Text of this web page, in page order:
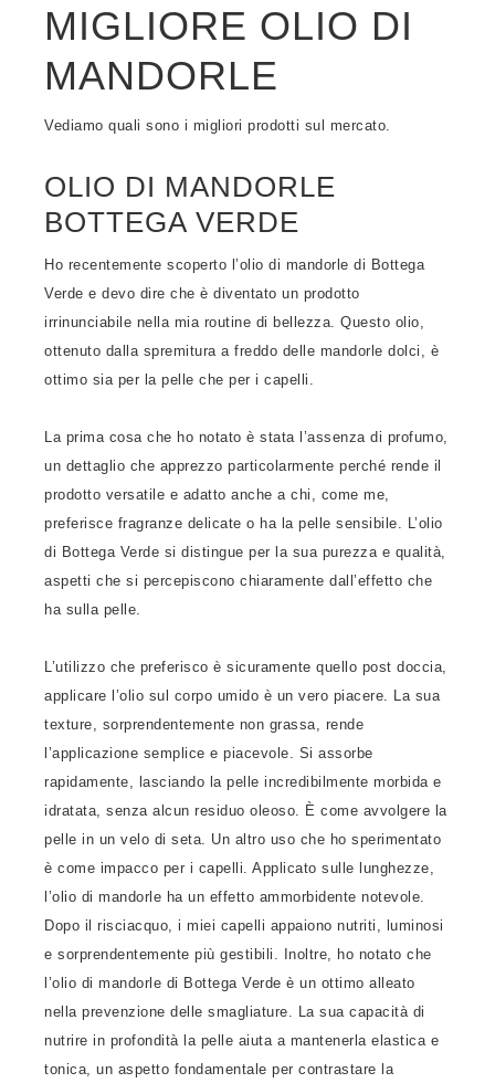
MIGLIORE OLIO DI
MANDORLE
Vediamo quali sono i migliori prodotti sul mercato.
OLIO DI MANDORLE
BOTTEGA VERDE
Ho recentemente scoperto l’olio di mandorle di Bottega
Verde e devo dire che è diventato un prodotto
irrinunciabile nella mia routine di bellezza. Questo olio,
ottenuto dalla spremitura a freddo delle mandorle dolci, è
ottimo sia per la pelle che per i capelli.
La prima cosa che ho notato è stata l’assenza di profumo,
un dettaglio che apprezzo particolarmente perché rende il
prodotto versatile e adatto anche a chi, come me,
preferisce fragranze delicate o ha la pelle sensibile. L’olio
di Bottega Verde si distingue per la sua purezza e qualità,
aspetti che si percepiscono chiaramente dall’effetto che
ha sulla pelle.
L’utilizzo che preferisco è sicuramente quello post doccia,
applicare l’olio sul corpo umido è un vero piacere. La sua
texture, sorprendentemente non grassa, rende
l’applicazione semplice e piacevole. Si assorbe
rapidamente, lasciando la pelle incredibilmente morbida e
idratata, senza alcun residuo oleoso. È come avvolgere la
pelle in un velo di seta. Un altro uso che ho sperimentato
è come impacco per i capelli. Applicato sulle lunghezze,
l’olio di mandorle ha un effetto ammorbidente notevole.
Dopo il risciacquo, i miei capelli appaiono nutriti, luminosi
e sorprendentemente più gestibili. Inoltre, ho notato che
l’olio di mandorle di Bottega Verde è un ottimo alleato
nella prevenzione delle smagliature. La sua capacità di
nutrire in profondità la pelle aiuta a mantenerla elastica e
tonica, un aspetto fondamentale per contrastare la